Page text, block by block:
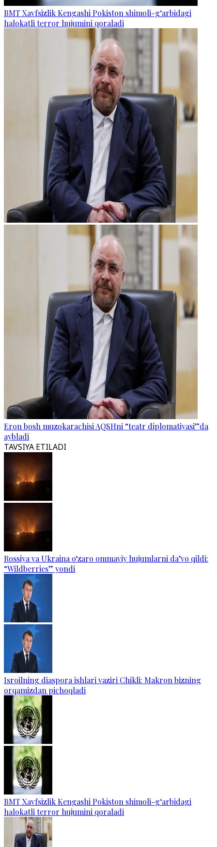
BMT Xavfsizlik Kengashi Pokiston shimoli-g‘arbidagi
halokatli terror hujumini qoraladi
Eron bosh muzokarachisi AQSHni “teatr diplomatiyasi”da
aybladi
TAVSIYA ETILADI
Rossiya va Ukraina o‘zaro ommaviy hujumlarni da’vo qildi:
“Wildberries” yondi
Isroilning diaspora ishlari vaziri Chikli: Makron bizning
orqamizdan pichoqladi
BMT Xavfsizlik Kengashi Pokiston shimoli-g‘arbidagi
halokatli terror hujumini qoraladi